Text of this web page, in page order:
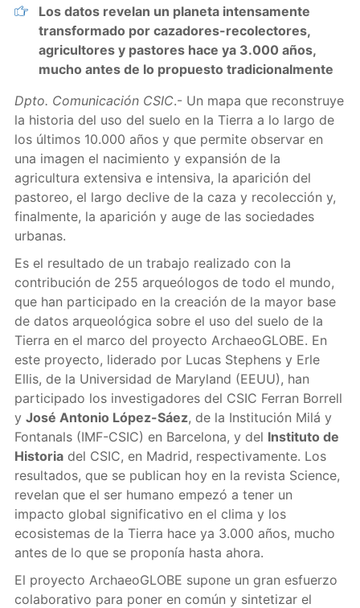
Los datos revelan un planeta intensamente
transformado por cazadores-recolectores,
agricultores y pastores hace ya 3.000 años,
mucho antes de lo propuesto tradicionalmente
Dpto. Comunicación CSIC.- Un mapa que reconstruye
la historia del uso del suelo en la Tierra a lo largo de
los últimos 10.000 años y que permite observar en
una imagen el nacimiento y expansión de la
agricultura extensiva e intensiva, la aparición del
pastoreo, el largo declive de la caza y recolección y,
finalmente, la aparición y auge de las sociedades
urbanas.
Es el resultado de un trabajo realizado con la
contribución de 255 arqueólogos de todo el mundo,
que han participado en la creación de la mayor base
de datos arqueológica sobre el uso del suelo de la
Tierra en el marco del proyecto ArchaeoGLOBE. En
este proyecto, liderado por Lucas Stephens y Erle
Ellis, de la Universidad de Maryland (EEUU), han
participado los investigadores del CSIC Ferran Borrell
y José Antonio López-Sáez, de la Institución Milá y
Fontanals (IMF-CSIC) en Barcelona, y del Instituto de
Historiadel CSIC, en Madrid, respectivamente. Los
resultados, que se publican hoy en la revista Science,
revelan que el ser humano empezó a tener un
impacto global significativo en el clima y los
ecosistemas de la Tierra hace ya 3.000 años, mucho
antes de lo que se proponía hasta ahora.
El proyecto ArchaeoGLOBE supone un gran esfuerzo
colaborativo para poner en común y sintetizar el